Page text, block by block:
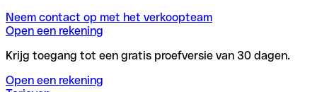
Neem contact op met het verkoopteam
Open een rekening
Krijg toegang tot een gratis proefversie van 30 dagen.
Open een rekening